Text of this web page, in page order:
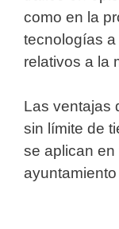
como en la
tecnologías
relativos a la
Las ventajas
sin límite de
se aplican en